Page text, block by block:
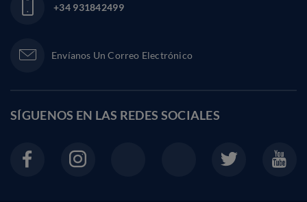
+34 931842499
Envíanos Un Correo Electrónico
SÍGUENOS EN LAS REDES SOCIALES